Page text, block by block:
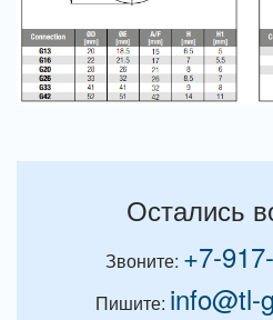
Остались
Звоните: +7-
Пишите: info@tl-